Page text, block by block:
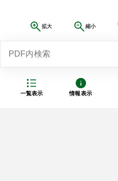
一覧表示 情報表示
拡大 縮小